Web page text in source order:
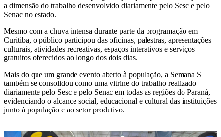
a dimensão do trabalho desenvolvido diariamente pelo Sesc e pelo
Senac no estado.
Mesmo com a chuva intensa durante parte da programação em
Curitiba, o público participou das oficinas, palestras, apresentações
culturais, atividades recreativas, espaços interativos e serviços
gratuitos oferecidos ao longo dos dois dias.
Mais do que um grande evento aberto à população, a Semana S
também se consolidou como uma vitrine do trabalho realizado
diariamente pelo Sesc e pelo Senac em todas as regiões do Paraná,
evidenciando o alcance social, educacional e cultural das instituições
junto à população e ao setor produtivo.